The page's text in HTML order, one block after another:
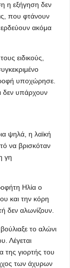
η εξήγηση δεν
που φτάνουν
ακόμα
ειδικούς,
υποχώρησε.
δεν υπάρχουν
ψηλά, η λαϊκή
να βρισκόταν
γη
Ηλία ο
και την κόρη
δεν αλωνίζουν.
το αλώνι
Λέγεται
της γιορτής του
των άχυρων